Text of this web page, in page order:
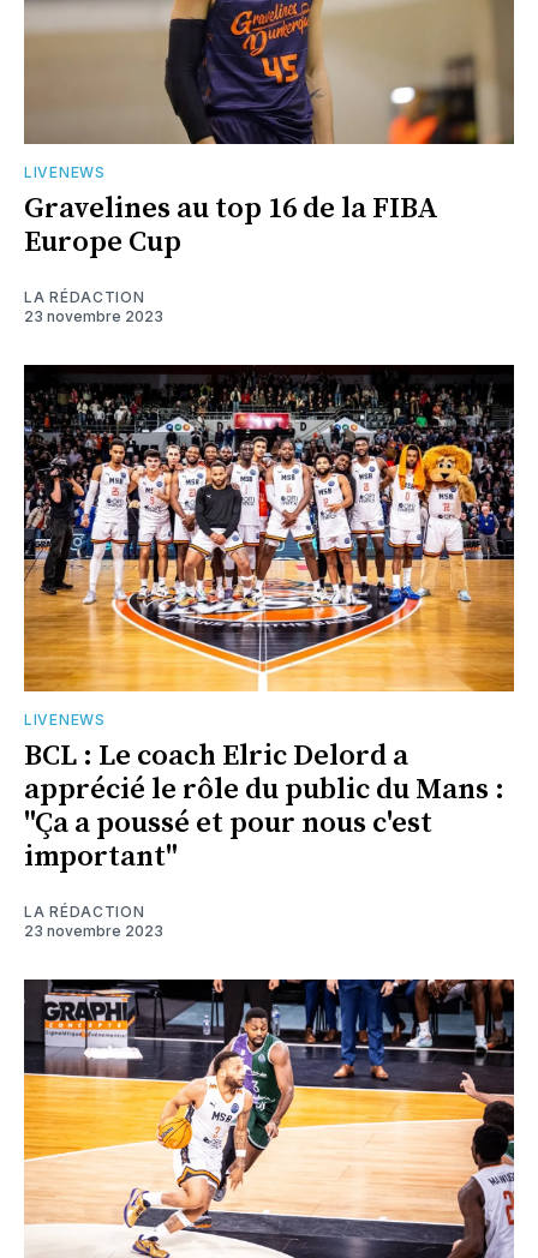
LIVENEWS
Gravelines au top 16 de la FIBA
Europe Cup
LA RÉDACTION
23 novembre 2023
LIVENEWS
BCL : Le coach Elric Delord a
apprécié le rôle du public du Mans :
"Ça a poussé et pour nous c'est
important"
LA RÉDACTION
23 novembre 2023